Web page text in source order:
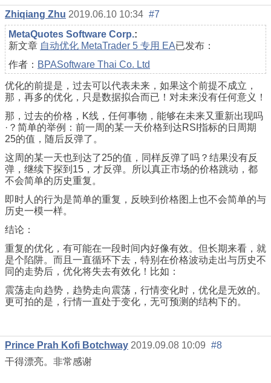
Zhiqiang Zhu 2019.06.10 10:34 #7
MetaQuotes Software Corp.:
新文章 自动优化 MetaTrader 5 专用 EA已发布：
作者： BPASoftware Thai Co. Ltd
优化的前提是，过去可以代表未来，如果这个前提不成立，
那，再多的优化，只是数据拟合而已！对未来没有任何意义！
那，过去的价格，K线，任何事物，能够在未来又重新出现吗
·？简单的举例：前一周的某一天价格到达RSI指标的日周期
25的值，随后反弹了。
这周的某一天也到达了25的值，同样反弹了吗？结果没有反
弹，继续下探到15，才反弹。所以真正市场的价格跳动，都
不会简单的历史重复。
即时人的行为是简单的重复，反映到价格图上也不会简单的与
历史一模一样。
结论：
重复的优化，有可能在一段时间内好像有效。但长期来看，就
是个陷阱。而且一直循环下去，特别在价格波动走出与历史不
同的走势后，优化将失去有效化！比如：
震荡走向趋势，趋势走向震荡，行情变化时，优化是无效的。
更可拍的是，行情一直处于变化，无可预测的结构下的。
Prince Prah Kofi Botchway 2019.09.08 10:09 #8
干得漂亮。非常感谢